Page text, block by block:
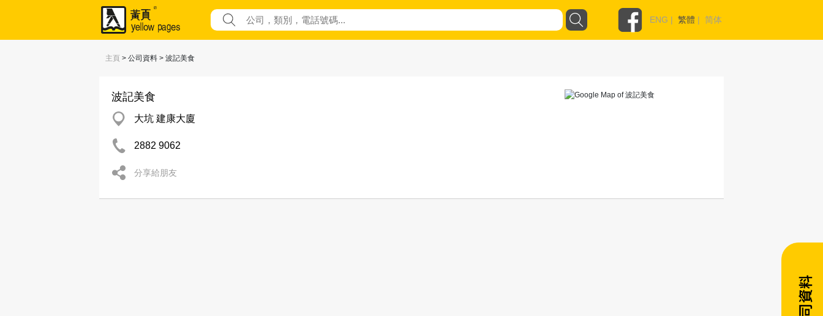
ENG | 繁體 | 简体
主頁 > 公司資料 > 波記美食
波記美食
大坑 建康大廈
2882 9062
分享給朋友